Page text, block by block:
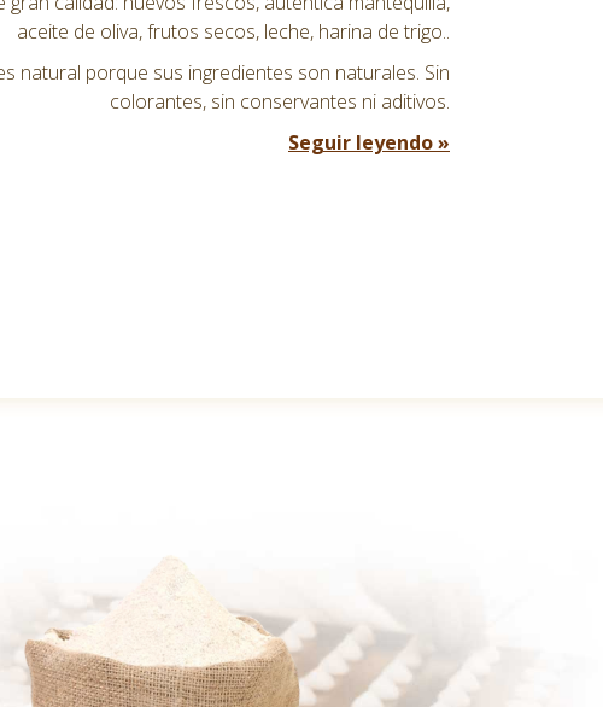
aceite de oliva, frutos secos, leche, harina de trigo..
natural porque sus ingredientes son naturales. Sin
colorantes, sin conservantes ni aditivos.
Seguir leyendo »